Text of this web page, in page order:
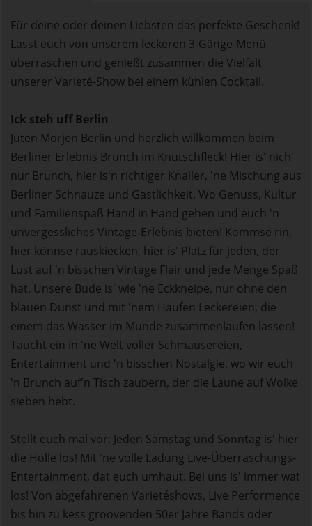
Für deine oder deinen Liebsten das perfekte Geschenk!
Lasst euch von unserem leckeren 3-Gänge-Menü
überraschen und genießt zusammen die Vielfalt
unserer Varieté-Show bei einem kühlen Cocktail.
Ick steh uff Berlin
Juten Morjen Berlin und herzlich willkommen beim
Berliner Erlebnis Brunch im Knutschfleck! Hier is' nich'
nur Brunch, hier is'n richtiger Knaller, 'ne Mischung aus
Berliner Schnauze und Gastlichkeit. Wo Genuss, Kultur
und Familienspaß Hand in Hand gehen und euch 'n
unvergessliches Vintage-Erlebnis bieten! Kommse rin,
hier könnse rauskiecken, hier is' Platz für jeden, der
Lust auf 'n bisschen Vintage Flair und jede Menge Spaß
hat. Unsere Bude is' wie 'ne Eckkneipe, nur ohne den
blauen Dunst und mit 'nem Haufen Leckereien, die
einem das Wasser im Munde zusammenlaufen lassen!
Taucht ein in 'ne Welt voller Schmausereien,
Entertainment und 'n bisschen Nostalgie, wo wir euch
'n Brunch auf'n Tisch zaubern, der die Laune auf Wolke
sieben hebt.
Stellt euch mal vor: Jeden Samstag und Sonntag is' hier
die Hölle los! Mit 'ne volle Ladung Live-Überraschungs-
Entertainment, dat euch umhaut. Bei uns is' immer wat
los! Von abgefahrenen Varietéshows, Live Performence
bis hin zu kess groovenden 50er Jahre Bands oder